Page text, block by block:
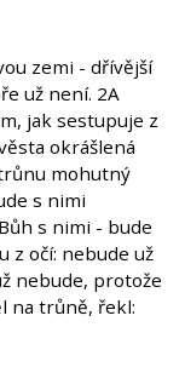
zemi - dřívější
už není. 2A
jak sestupuje z
okrášlená
mohutný
s nimi
s nimi - bude
z očí: nebude už
nebude, protože
na trůně, řekl: